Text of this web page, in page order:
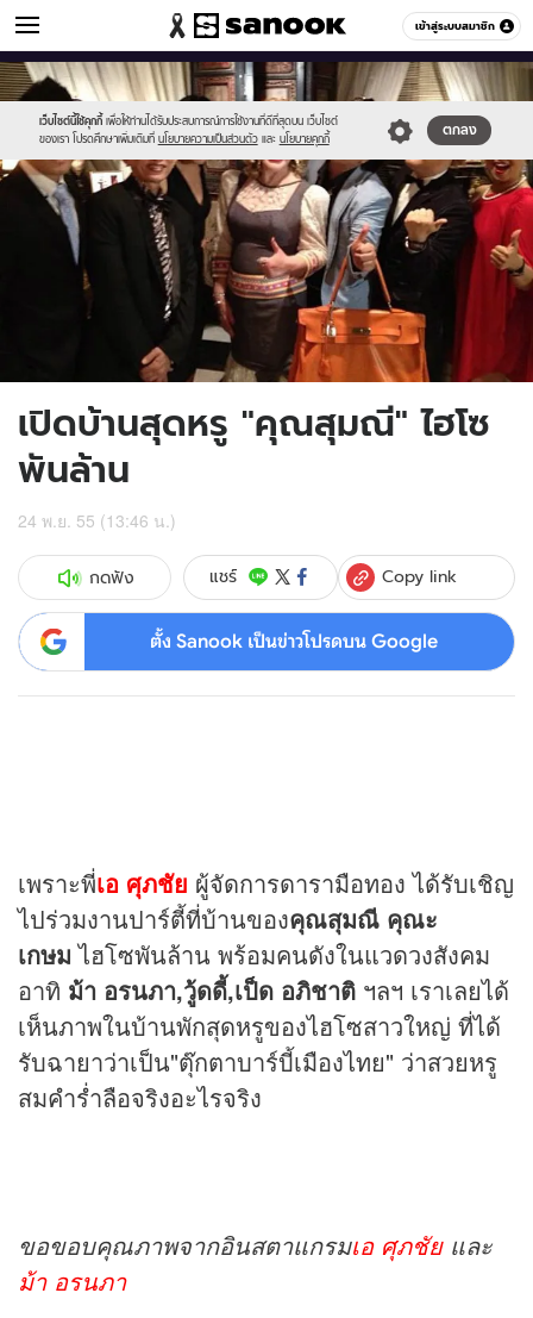
เข้าสู่ระบบสมาชิก
ข่าวบันเทิง หมวดอื่นๆ
เว็บไซต์นี้ใช้คุกกี้ เพื่อให้ท่านได้รับประสบการณ์การใช้งานที่ดีที่สุดบน เว็บไซต์
ของเรา โปรดศึกษาเพิ่มเติมที่ นโยบายความเป็นส่วนตัว และ นโยบายคุกกี้
ตกลง
Sanook
//s.isanook.com/sr/0/images/logo-
new-
sanook.png
600
60
//s.isanook.com/ns/0/ud/231/1155464/0.1.jpg
เปิดบ้านสุดหรู "คุณสุมณี" ไฮโซ
พันล้าน
24 พ.ย. 55 (13:46 น.)
กดฟัง แชร์ Copy link
ตั้ง Sanook เป็นข่าวโปรดบน Google
เพราะพี่เอ ศุภชัย ผู้จัดการดารามือทอง ได้รับเชิญ
ไปร่วมงานปาร์ตี้ที่บ้านของคุณสุมณี คุณะ
เกษมไฮโซพันล้าน พร้อมคนดังในแวดวงสังคม
อาทิ ม้า อรนภา,วู้ดดี้,เป็ด อภิชาติ ฯลฯ เราเลยได้
เห็นภาพในบ้านพักสุดหรูของไฮโซสาวใหญ่ ที่ได้
รับฉายาว่าเป็น"ตุ๊กตาบาร์บี้เมืองไทย" ว่าสวยหรู
สมคำร่ำลือจริงอะไรจริง
ขอขอบคุณภาพจากอินสตาแกรมเอ ศุภชัยและ
ม้า อรนภา